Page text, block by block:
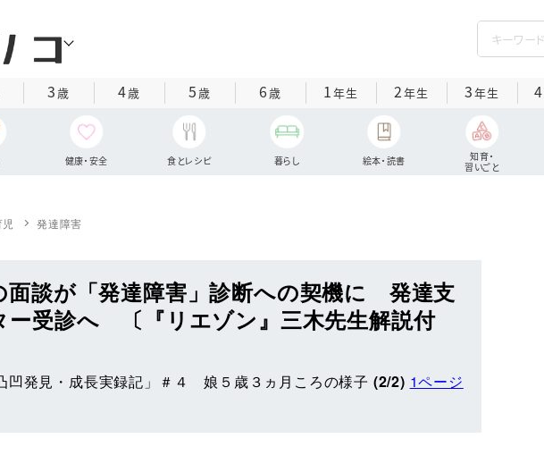
3歳 4歳 5歳 6歳 1年生 2年生 3年生 4
健康・安全 食とレシピ 暮らし 絵本・読書
知育・
習いごと
発達障害
面談が「発達障害」診断への契機に 発達支
ー受診へ 〔『リエゾン』三木先生解説付
凹発見・成長実録記」＃４ 娘５歳３ヵ月ころの様子 (2/2) 1ページ